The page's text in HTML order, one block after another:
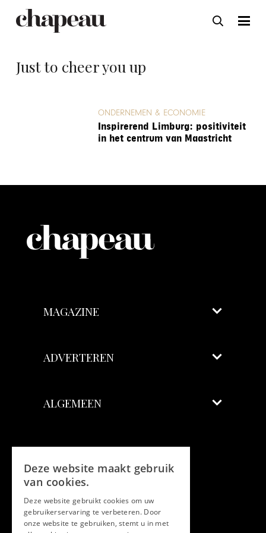
Just to cheer you up
ONDERNEMEN & ECONOMIE
Inspirerend Limburg: positiviteit
in het centrum van Maastricht
MAGAZINE
ADVERTEREN
ALGEMEEN
Facebook
Twitter
Deze website maakt gebruik
van cookies.
Deze website gebruikt cookies om uw
gebruikerservaring te verbeteren. Door
onze website te gebruiken, stemt u in met